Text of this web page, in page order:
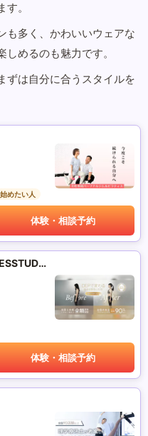
。
も多く、かわいいウェアな
めるのも魅力です。
ずは自分に合うスタイルを
めたい人
体験・相談予約
ピラティススタジオ デップ (PILATESSTUDIO DEP)
体験・相談予約